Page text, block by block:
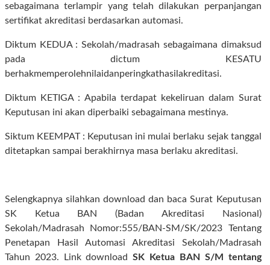
sebagaimana terlampir yang telah dilakukan perpanjangan
sertifikat akreditasi berdasarkan automasi.
Diktum KEDUA : Sekolah/madrasah sebagaimana dimaksud
pada dictum KESATU
berhakmemperolehnilaidanperingkathasilakreditasi.
Diktum KETIGA : Apabila terdapat kekeliruan dalam Surat
Keputusan ini akan diperbaiki sebagaimana mestinya.
Siktum KEEMPAT : Keputusan ini mulai berlaku sejak tanggal
ditetapkan sampai berakhirnya masa berlaku akreditasi.
Selengkapnya silahkan download dan baca Surat Keputusan
SK Ketua BAN (Badan Akreditasi Nasional)
Sekolah/Madrasah Nomor:555/BAN-SM/SK/2023 Tentang
Penetapan Hasil Automasi Akreditasi Sekolah/Madrasah
Tahun 2023. Link downloadSK Ketua BAN S/M tentang